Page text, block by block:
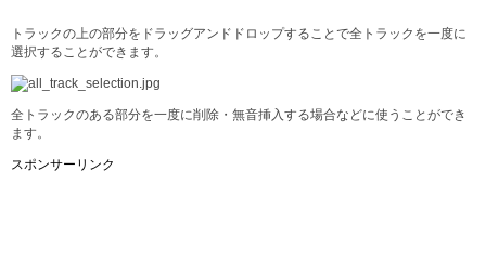
トラックの上の部分をドラッグアンドドロップすることで全トラックを一度に
選択することができます。
全トラックのある部分を一度に削除・無音挿入する場合などに使うことができ
ます。
スポンサーリンク